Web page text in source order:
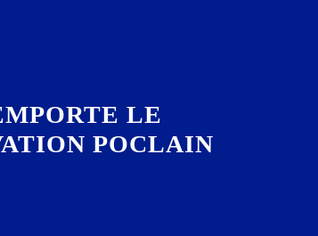
LE
POCLAIN